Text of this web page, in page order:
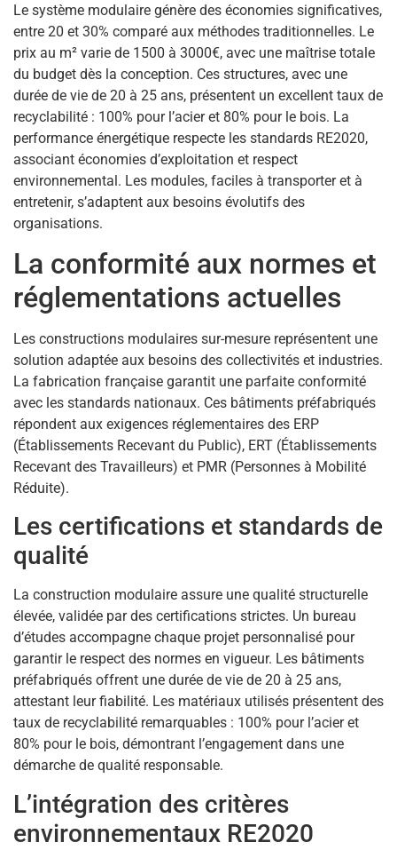
Le système modulaire génère des économies significatives,
entre 20 et 30% comparé aux méthodes traditionnelles. Le
prix au m² varie de 1500 à 3000€, avec une maîtrise totale
du budget dès la conception. Ces structures, avec une
durée de vie de 20 à 25 ans, présentent un excellent taux de
recyclabilité : 100% pour l’acier et 80% pour le bois. La
performance énergétique respecte les standards RE2020,
associant économies d’exploitation et respect
environnemental. Les modules, faciles à transporter et à
entretenir, s’adaptent aux besoins évolutifs des
organisations.
La conformité aux normes et
réglementations actuelles
Les constructions modulaires sur-mesure représentent une
solution adaptée aux besoins des collectivités et industries.
La fabrication française garantit une parfaite conformité
avec les standards nationaux. Ces bâtiments préfabriqués
répondent aux exigences réglementaires des ERP
(Établissements Recevant du Public), ERT (Établissements
Recevant des Travailleurs) et PMR (Personnes à Mobilité
Réduite).
Les certifications et standards de
qualité
La construction modulaire assure une qualité structurelle
élevée, validée par des certifications strictes. Un bureau
d’études accompagne chaque projet personnalisé pour
garantir le respect des normes en vigueur. Les bâtiments
préfabriqués offrent une durée de vie de 20 à 25 ans,
attestant leur fiabilité. Les matériaux utilisés présentent des
taux de recyclabilité remarquables : 100% pour l’acier et
80% pour le bois, démontrant l’engagement dans une
démarche de qualité responsable.
L’intégration des critères
environnementaux RE2020